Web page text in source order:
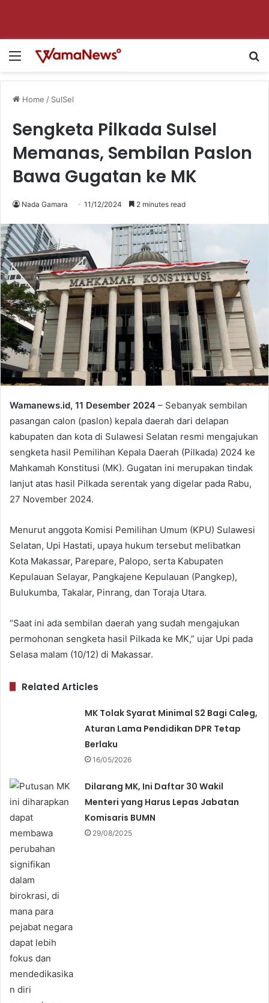
Menu
Home / SulSel
Sengketa Pilkada Sulsel
Memanas, Sembilan Paslon
Bawa Gugatan ke MK
Nada Gamara 11/12/2024 2 minutes read
Wamanews.id, 11 Desember 2024 – Sebanyak sembilan
pasangan calon (paslon) kepala daerah dari delapan
kabupaten dan kota di Sulawesi Selatan resmi mengajukan
sengketa hasil Pemilihan Kepala Daerah (Pilkada) 2024 ke
Mahkamah Konstitusi (MK). Gugatan ini merupakan tindak
lanjut atas hasil Pilkada serentak yang digelar pada Rabu,
27 November 2024.
Menurut anggota Komisi Pemilihan Umum (KPU) Sulawesi
Selatan, Upi Hastati, upaya hukum tersebut melibatkan
Kota Makassar, Parepare, Palopo, serta Kabupaten
Kepulauan Selayar, Pangkajene Kepulauan (Pangkep),
Bulukumba, Takalar, Pinrang, dan Toraja Utara.
“Saat ini ada sembilan daerah yang sudah mengajukan
permohonan sengketa hasil Pilkada ke MK,” ujar Upi pada
Selasa malam (10/12) di Makassar.
Related Articles
MK Tolak Syarat Minimal S2 Bagi Caleg,
Aturan Lama Pendidikan DPR Tetap
Berlaku
16/05/2026
Dilarang MK, Ini Daftar 30 Wakil
Menteri yang Harus Lepas Jabatan
Komisaris BUMN
29/08/2025